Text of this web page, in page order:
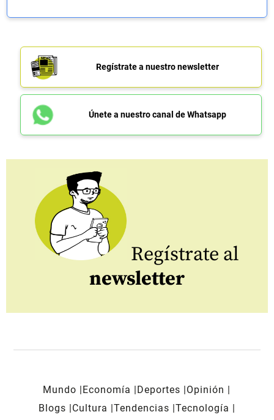
Regístrate a nuestro newsletter
Únete a nuestro canal de Whatsapp
Regístrate al
newsletter
Mundo Economía Deportes
Opinión
Blogs
Cultura Tendencias Tecnología